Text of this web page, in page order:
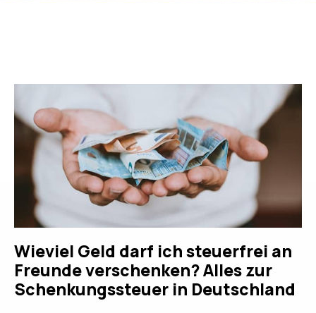
Wieviel Geld darf ich steuerfrei an
Freunde verschenken? Alles zur
Schenkungssteuer in Deutschland